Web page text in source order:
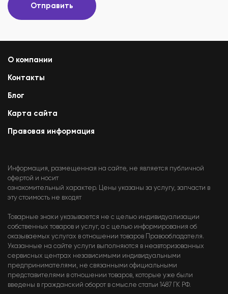
Отправить
О компании
Контакты
Блог
Карта сайта
Правовая информация
Информация, размещенная на сайте, не является публичной
офертой и носит
ознакомительный характер. Цены указаны за услугу, запчасти в
эту стоимость не входят
Товарные знаки указывается не с целью индивидуализации
собственных товаров и услуг, а с целью информирования об
оказываемых услугах в отношении товаров Правообладателя.
Указанные на сайте услуги выполняются в неавторизованных
сервисных центрах независимыми индивидуальными
предпринимателями, не связанными официальными
представителями в отношении товаров, которые уже были
введены в гражданский оборот в смысле статьи 1487 ГК РФ.